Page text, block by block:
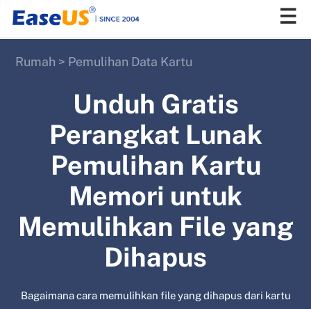
Rumah > Pemulihan Data Kartu
Unduh Gratis
Perangkat Lunak
Pemulihan Kartu
Memori untuk
Memulihkan File yang
Dihapus
Bagaimana cara memulihkan file yang dihapus dari kartu